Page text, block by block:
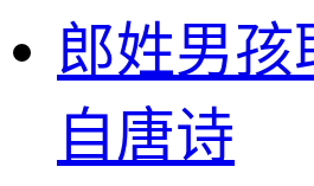
郎姓男孩
自唐诗